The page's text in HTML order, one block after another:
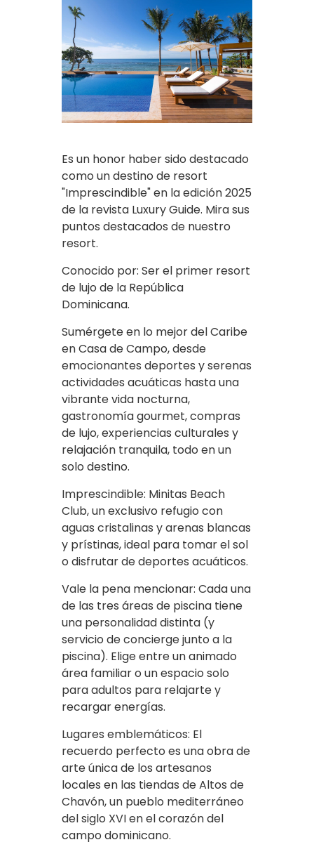
Es un honor haber sido destacado
como un destino de resort
"Imprescindible" en la edición 2025
de la revista Luxury Guide. Mira sus
puntos destacados de nuestro
resort.
Conocido por: Ser el primer resort
de lujo de la República
Dominicana.
Sumérgete en lo mejor del Caribe
en Casa de Campo, desde
emocionantes deportes y serenas
actividades acuáticas hasta una
vibrante vida nocturna,
gastronomía gourmet, compras
de lujo, experiencias culturales y
relajación tranquila, todo en un
solo destino.
Imprescindible: Minitas Beach
Club, un exclusivo refugio con
aguas cristalinas y arenas blancas
y prístinas, ideal para tomar el sol
o disfrutar de deportes acuáticos.
Vale la pena mencionar: Cada una
de las tres áreas de piscina tiene
una personalidad distinta (y
servicio de concierge junto a la
piscina). Elige entre un animado
área familiar o un espacio solo
para adultos para relajarte y
recargar energías.
Lugares emblemáticos: El
recuerdo perfecto es una obra de
arte única de los artesanos
locales en las tiendas de Altos de
Chavón, un pueblo mediterráneo
del siglo XVI en el corazón del
campo dominicano.